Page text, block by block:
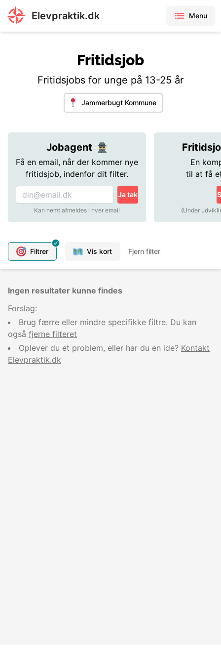
Elevpraktik.dk Menu
Fritidsjob
Fritidsjobs for unge på 13-25 år
Jammerbugt Kommune
Jobagent
Få en email, når der kommer nye
fritidsjob, indenfor dit filter.
Ja tak
Kan nemt afmeldes i hver email
En
til at få
(Under
Filtrer Vis kort Fjern filter
Ingen resultater kunne findes
Forslag:
Brug færre eller mindre specifikke filtre. Du kan
også fjerne filteret
Oplever du et problem, eller har du en ide? Kontakt
Elevpraktik.dk